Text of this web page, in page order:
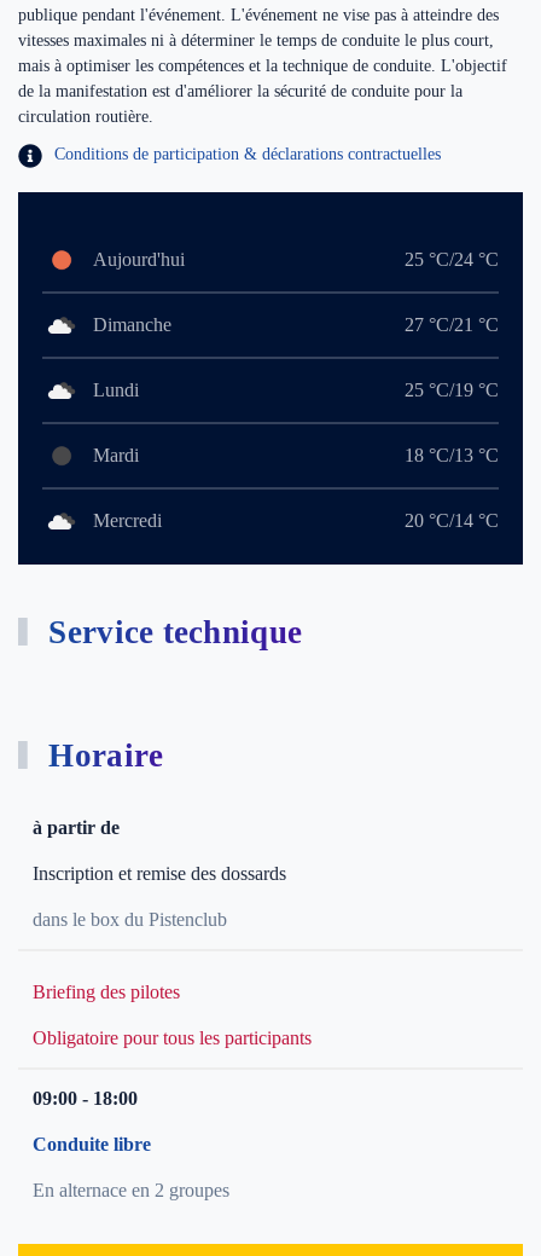
publique pendant l'événement. L'événement ne vise pas à atteindre des
vitesses maximales ni à déterminer le temps de conduite le plus court,
mais à optimiser les compétences et la technique de conduite. L'objectif
de la manifestation est d'améliorer la sécurité de conduite pour la
circulation routière.
Conditions de participation & déclarations contractuelles
Aujourd'hui 25 °C/24 °C
Dimanche 27 °C/21 °C
Lundi 25 °C/19 °C
Mardi 18 °C/13 °C
Mercredi 20 °C/14 °C
Service technique
Horaire
à partir de
Inscription et remise des dossards
dans le box du Pistenclub
Briefing des pilotes
Obligatoire pour tous les participants
09:00 - 18:00
Conduite libre
En alternace en 2 groupes